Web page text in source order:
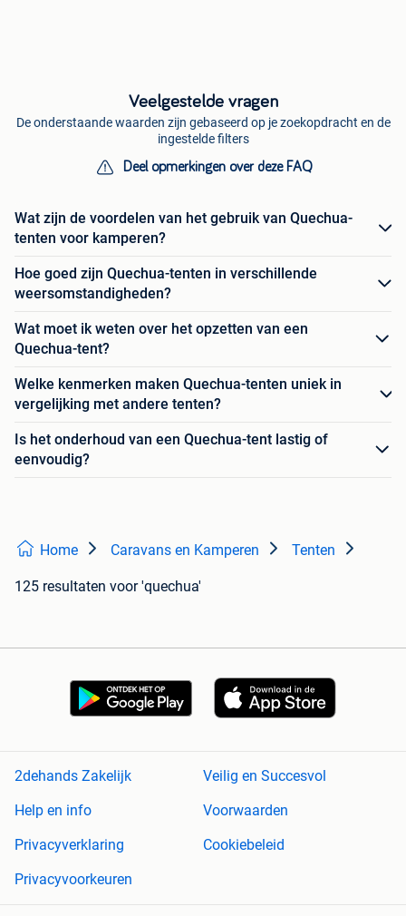
Veelgestelde vragen
De onderstaande waarden zijn gebaseerd op je zoekopdracht en de
ingestelde filters
Deel opmerkingen over deze FAQ
Wat zijn de voordelen van het gebruik van Quechua-
tenten voor kamperen?
Hoe goed zijn Quechua-tenten in verschillende
weersomstandigheden?
Wat moet ik weten over het opzetten van een
Quechua-tent?
Welke kenmerken maken Quechua-tenten uniek in
vergelijking met andere tenten?
Is het onderhoud van een Quechua-tent lastig of
eenvoudig?
Home Caravans en Kamperen Tenten
125 resultaten voor 'quechua'
2dehands Zakelijk
Veilig en Succesvol
Help en info
Voorwaarden
Privacyverklaring
Cookiebeleid
Privacyvoorkeuren